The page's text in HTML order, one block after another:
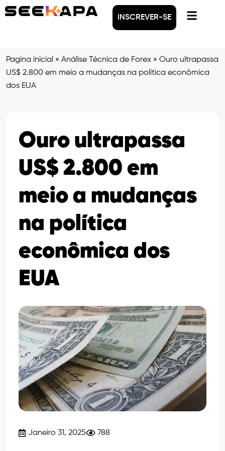
INSCREVER-SE
Pagina inicial » Análise Técnica de Forex » Ouro ultrapassa
US$ 2.800 em meio a mudanças na política econômica
dos EUA
Ouro ultrapassa
US$ 2.800 em
meio a mudanças
na política
econômica dos
EUA
Janeiro 31, 2025 788